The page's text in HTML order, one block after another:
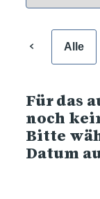
Alle
Für das
noch
Bitte
Datum